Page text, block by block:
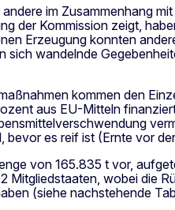
im Zusammenhang
der Kommission zeigt,
Erzeugung konnten
sich wandelnde
kommen den
aus EU-Mitteln
es reif ist (Ernte vor
von 165.835 t vor,
Mitgliedstaaten, wobei die
(siehe nachstehende